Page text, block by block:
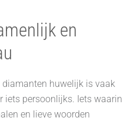
en
diamanten huwelijk is vaak
iets persoonlijks. Iets waarin
en lieve woorden